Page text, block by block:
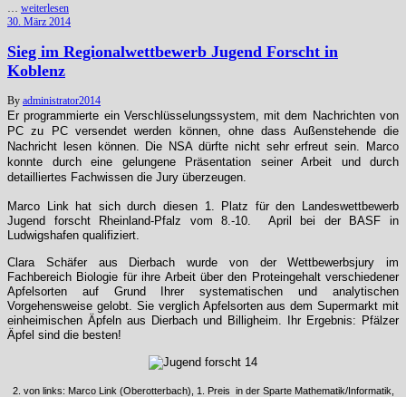
weiterlesen
30. März 2014
Sieg im Regionalwettbewerb Jugend Forscht in
Koblenz
By administrator2014
Er programmierte ein Verschlüsselungssystem, mit dem Nachrichten von
PC zu PC versendet werden können, ohne dass Außenstehende die
Nachricht lesen können. Die NSA dürfte nicht sehr erfreut sein. Marco
konnte durch eine gelungene Präsentation seiner Arbeit und durch
detailliertes Fachwissen die Jury überzeugen.
Marco Link hat sich durch diesen 1. Platz für den Landeswettbewerb
Jugend forscht Rheinland-Pfalz vom 8.-10. April bei der BASF in
Ludwigshafen qualifiziert.
Clara Schäfer aus Dierbach wurde von der Wettbewerbsjury im
Fachbereich Biologie für ihre Arbeit über den Proteingehalt verschiedener
Apfelsorten auf Grund Ihrer systematischen und analytischen
Vorgehensweise gelobt. Sie verglich Apfelsorten aus dem Supermarkt mit
einheimischen Äpfeln aus Dierbach und Billigheim. Ihr Ergebnis: Pfälzer
Äpfel sind die besten!
2. von links: Marco Link (Oberotterbach), 1. Preis in der Sparte Mathematik/Informatik,